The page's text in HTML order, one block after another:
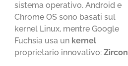
sistema operativo. Android e
Chrome OS sono basati sul
kernel Linux, mentre Google
Fuchsia usa un kernel
proprietario innovativo:Zircon